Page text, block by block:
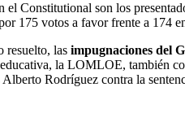
el Constitutional son los
175 votos a favor frente a 174
resuelto, las impugnaciones del
la LOMLOE, también
Rodríguez contra la